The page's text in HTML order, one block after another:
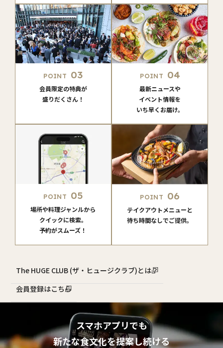
POINT 03
会員限定の特典が
盛りだくさん！
POINT 04
最新ニュースや
イベント情報を
いち早くお届け。
POINT 05
場所や料理ジャンルから
クイックに検索。
予約がスムーズ！
POINT 06
テイクアウトメニューと
待ち時間なしでご提供。
The HUGE CLUB (ザ・ヒュージクラブ)とは？
会員登録はこちら
スマホアプリでも
新たな食文化を提案し続ける